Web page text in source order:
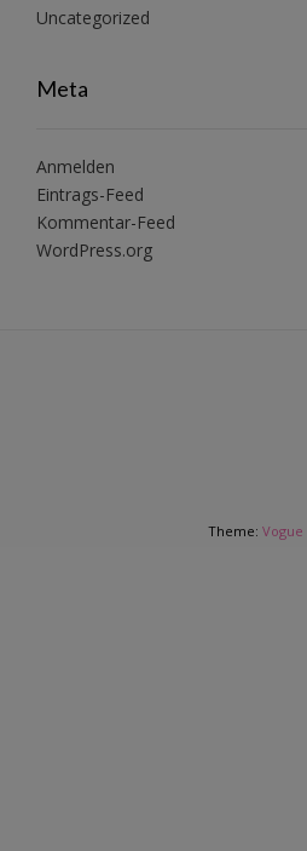
Uncategorized
Meta
Anmelden
Eintrags-Feed
Kommentar-Feed
WordPress.org
Theme: Vogue